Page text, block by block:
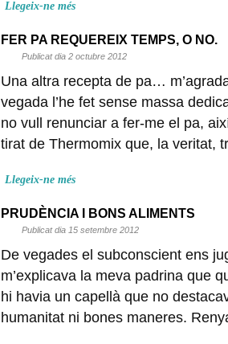
Llegeix-ne més
FER PA REQUEREIX TEMPS, O NO.
Publicat dia 2 octubre 2012
Una altra recepta de pa…
vegada l’he fet sense massa
no vull renunciar a fer-me el pa,
tirat de Thermomix que, la veritat,
Llegeix-ne més
PRUDÈNCIA I BONS ALIMENTS
Publicat dia 15 setembre 2012
De vegades el subconscient ens
m’explicava la meva padrina que
hi havia un capellà que no
humanitat ni bones maneres.